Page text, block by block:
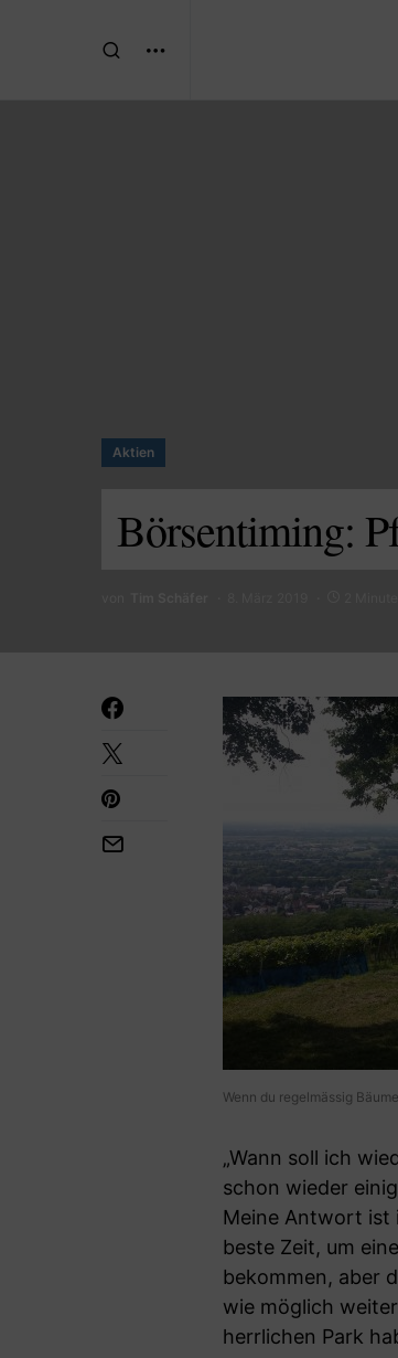
Aktien
Börsentiming:
Wenn du regelmässig
„Wann soll ich
schon wieder
Meine Antwort ist
beste Zeit, um
bekommen, aber
wie möglich
herrlichen Park